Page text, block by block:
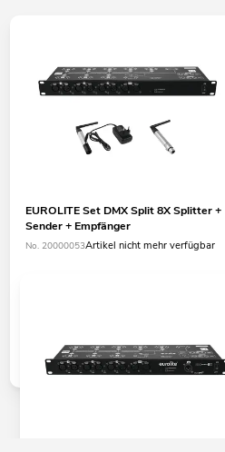
EUROLITE Set DMX Split 8X Splitter +
Sender + Empfänger
No. 20000053Artikel nicht mehr verfügbar